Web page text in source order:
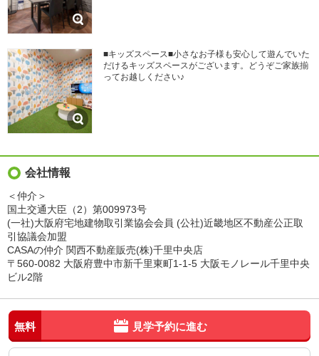
■キッズスペース■小さなお子様も安心して遊んでいた
だけるキッズスペースがございます。どうぞご家族揃
ってお越しください♪
会社情報
＜仲介＞
国土交通大臣（2）第009973号
(一社)大阪府宅地建物取引業協会会員 (公社)近畿地区不動産公正取
引協議会加盟
CASAの仲介 関西不動産販売(株)千里中央店
〒560-0082 大阪府豊中市新千里東町1-1-5 大阪モノレール千里中央
ビル2階
無料 見学予約に進む